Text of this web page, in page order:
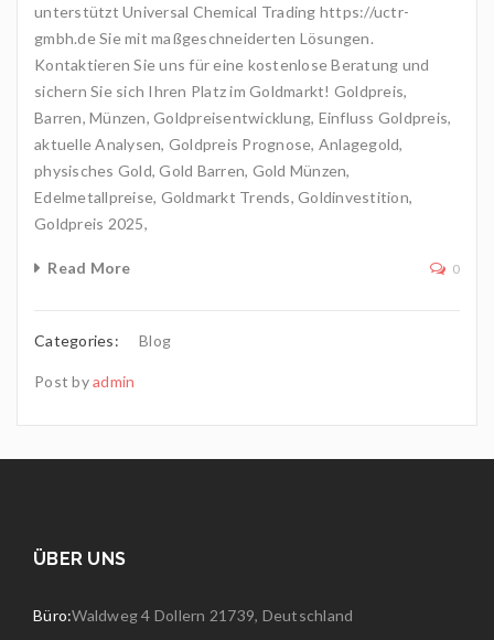
unterstützt Universal Chemical Trading https://uctr-
gmbh.de Sie mit maßgeschneiderten Lösungen.
Kontaktieren Sie uns für eine kostenlose Beratung und
sichern Sie sich Ihren Platz im Goldmarkt! Goldpreis,
Barren, Münzen, Goldpreisentwicklung, Einfluss Goldpreis,
aktuelle Analysen, Goldpreis Prognose, Anlagegold,
physisches Gold, Gold Barren, Gold Münzen,
Edelmetallpreise, Goldmarkt Trends, Goldinvestition,
Goldpreis 2025,
Read More 0
Categories: Blog
Post byadmin
ÜBER UNS
Büro:Waldweg 4 Dollern 21739, Deutschland